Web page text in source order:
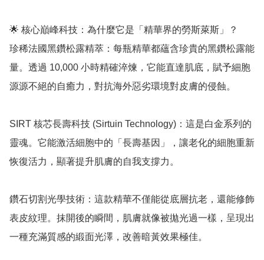
🌟 核心巔峰科技：為什麼它是「精華界的勞斯萊斯」？
珍稀法國黑鑽松露精萃：每瓶精華都蘊含珍貴的黑鑽松露能
量。透過 10,000 小時精確淬煉，它能直達肌底，賦予細胞
源源不絕的自癒力，對抗海外惡劣環境對皮膚的侵蝕。
SIRT 核芯長壽科技 (Sirtuin Technology)：這是白金系列的
靈魂。它能激活細胞中的「長壽基因」，讓老化的細胞重新
恢復活力，顯著提升肌膚的自我支撐力。
鑽石切割光學技術：這款精華不僅能從底層抗老，還能修飾
表皮紋理。抹開後的瞬間，肌膚就像被拋光過一樣，呈現出
一種充滿質感的緞面光澤，改善暗黃效果極佳。